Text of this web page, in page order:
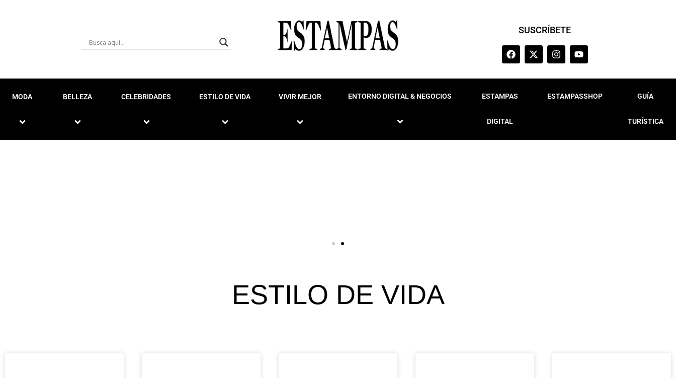
SUSCRÍBETE
MODA BELLEZA CELEBRIDADES ESTILO DE VIDA VIVIR MEJOR ENTORNO DIGITAL & NEGOCIOS ESTAMPAS
DIGITAL
ESTAMPASSHOP GUÍA
TURÍSTICA
ESTILO DE VIDA